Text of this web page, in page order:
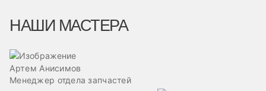
НАШИ МАСТЕРА
Артем Анисимов
Менеджер отдела запчастей